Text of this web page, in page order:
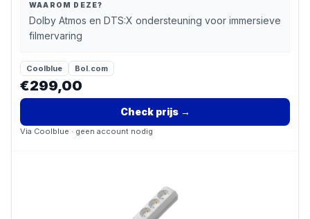
WAAROM DEZE?
Dolby Atmos en DTS:X ondersteuning voor immersieve
filmervaring
Coolblue Bol.com
€299,00
Check prijs→
Via Coolblue · geen account nodig